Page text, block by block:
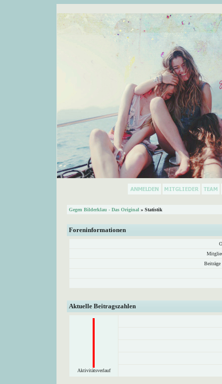
Gegen Bilderklau - Das Original » Statistik
Foreninformationen
Beiträge
Aktuelle Beitragszahlen
Aktivitätsverlauf